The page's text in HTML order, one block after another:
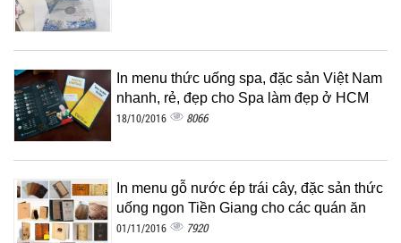
In menu thức uống spa, đặc sản Việt Nam
nhanh, rẻ, đẹp cho Spa làm đẹp ở HCM
18/10/2016 8066
In menu gỗ nước ép trái cây, đặc sản thức
uống ngon Tiền Giang cho các quán ăn
01/11/2016 7920